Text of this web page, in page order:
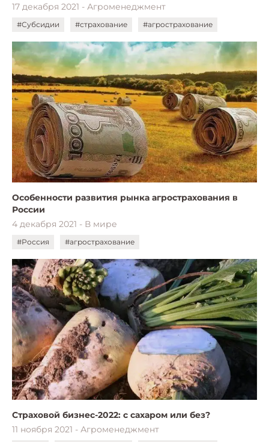
17 декабря 2021 - Агроменеджмент
#Субсидии #страхование #агрострахование
Особенности развития рынка агрострахования в
России
4 декабря 2021 - В мире
#Россия #агрострахование
Страховой бизнес-2022: с сахаром или без?
11 ноября 2021 - Агроменеджмент